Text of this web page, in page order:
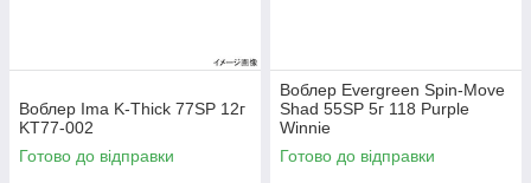
Воблер Ima K-Thick 77SP 12г
KT77-002
Готово до відправки
Воблер Evergreen Spin-Move
Shad 55SP 5г 118 Purple
Winnie
Готово до відправки